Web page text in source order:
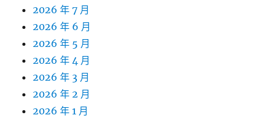
2026 年 7 月
2026 年 6 月
2026 年 5 月
2026 年 4 月
2026 年 3 月
2026 年 2 月
2026 年 1 月